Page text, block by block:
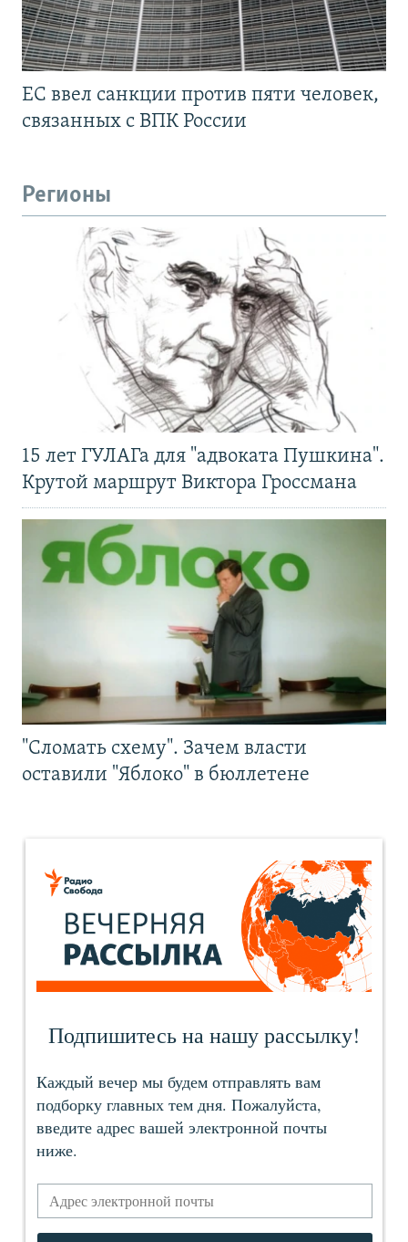
ЕС ввел санкции против пяти человек,
связанных с ВПК России
Регионы
15 лет ГУЛАГа для "адвоката Пушкина".
Крутой маршрут Виктора Гроссмана
"Сломать схему". Зачем власти
оставили "Яблоко" в бюллетене